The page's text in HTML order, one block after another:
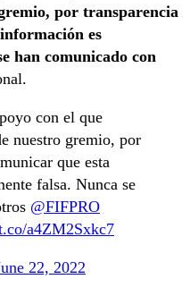
por transparencia
es
han comunicado con
con el que
nuestro gremio, por
que esta
falsa. Nunca se
@FIFPRO
a4ZM2Sxkc7
22, 2022